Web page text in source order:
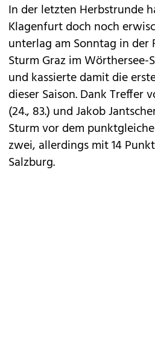
In der letzten Herbstrunde
Klagenfurt doch noch
unterlag am Sonntag in der
Sturm Graz im Wörthersee-
und kassierte damit die
dieser Saison. Dank Treffer
(24., 83.) und Jakob
Sturm vor dem
zwei, allerdings mit 14
Salzburg.